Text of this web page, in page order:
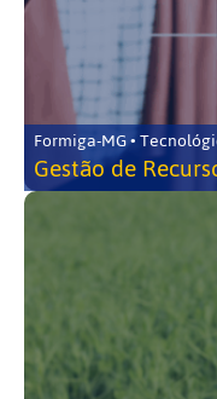
Formiga-MG •
Gestão de